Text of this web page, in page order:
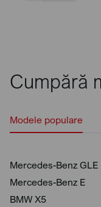
Cumpără
Modele populare
Mercedes-Benz GLE
Mercedes-Benz E
BMW X5